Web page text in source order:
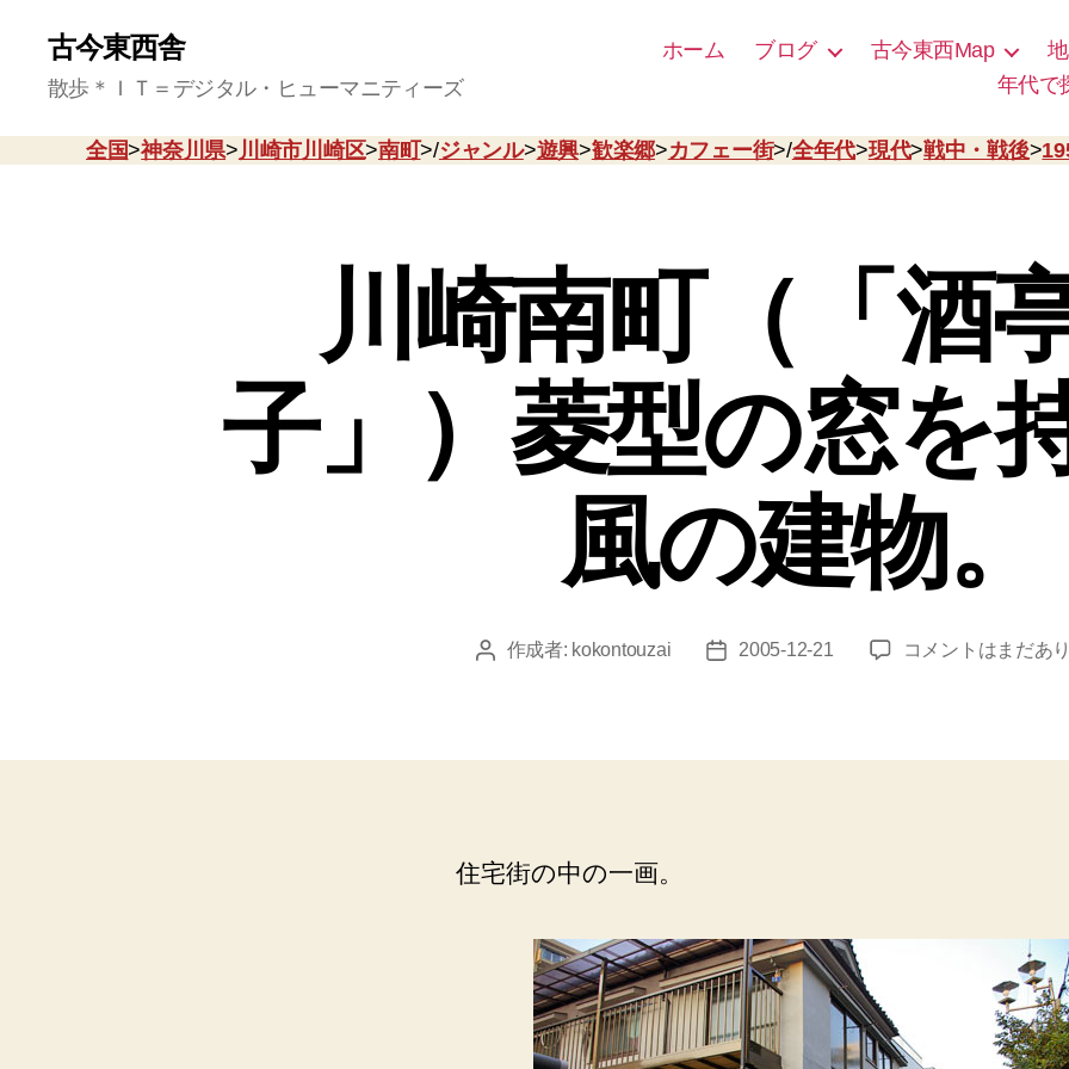
古今東西舎
散歩＊ＩＴ＝デジタル・ヒューマニティーズ
ホーム ブログ 古今東西Map
年代で
全国>神奈川県>川崎市川崎区>南町>/ジャンル>遊興>歓楽郷>カフェー街>/全年代>現代>戦中・戦後>
川崎南町（「酒
子」）菱型の窓を
風の建物。
投 作成者: kokontouzai
投
2005-12-21
川
（「酒
型
持
コメントはまだあ
住宅街の中の一画。